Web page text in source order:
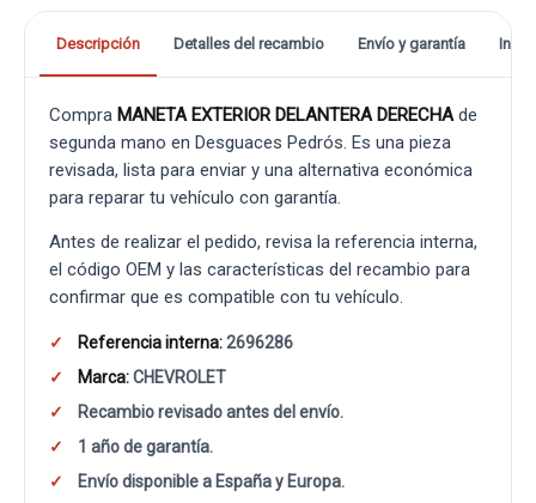
Descripción Detalles del recambio Envío y garantía
Compra MANETA EXTERIOR DELANTERA DERECHAde
segunda mano en Desguaces Pedrós. Es una pieza
revisada, lista para enviar y una alternativa económica
para reparar tu vehículo con garantía.
Antes de realizar el pedido, revisa la referencia interna,
el código OEM y las características del recambio para
confirmar que es compatible con tu vehículo.
Referencia interna:2696286
Marca:CHEVROLET
Recambio revisado antes del envío.
1 año de garantía.
Envío disponible a España y Europa.